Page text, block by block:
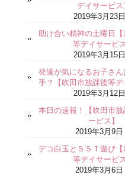
デイサービス
2019年3月23日
助け合い精神の土曜日
等デイサービス
2019年3月15日
発達が気になるお子さ
手？【吹田市放課後等デ
2019年3月12日
本日の速報！【吹田市
ービス】
2019年3月9日
デコ白玉とＳＳＴ遊び
等デイサービス
2019年3月6日